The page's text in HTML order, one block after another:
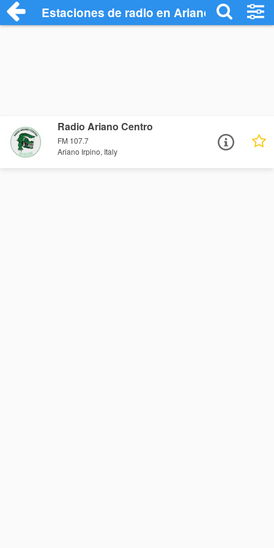
Estaciones de radio en Ariano Irpino -
Radio Ariano Centro
FM 107.7
Ariano Irpino, Italy